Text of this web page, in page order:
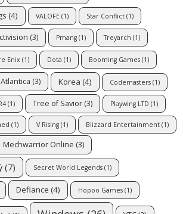
(4) VALOFE (1) Star Conflict (1)
(3) Pmang (1) Treyarch (1)
Enix (1) Dota (1) Booming Games (1)
Atlantica (3) Korea (4) Codemasters (1)
(1) Tree of Savior (3) Playwing LTD (1)
(1) V Rising (1) Blizzard Entertainment (1)
Mechwarrior Online (3)
(7) Secret World Legends (1)
Defiance (4) Hopoo Games (1)